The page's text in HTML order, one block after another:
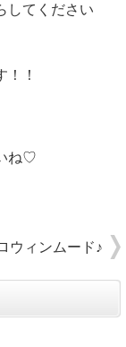
してください
！
ね♡
ウィンムード♪